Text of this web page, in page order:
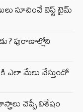
సూచించే బెస్ట్ టైమ్
పురాణాల్లోని
ఎలా మేలు చేస్తుందో
చెప్పే విశేషం